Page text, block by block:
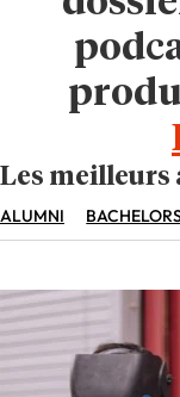
Les meilleurs
ALUMNI